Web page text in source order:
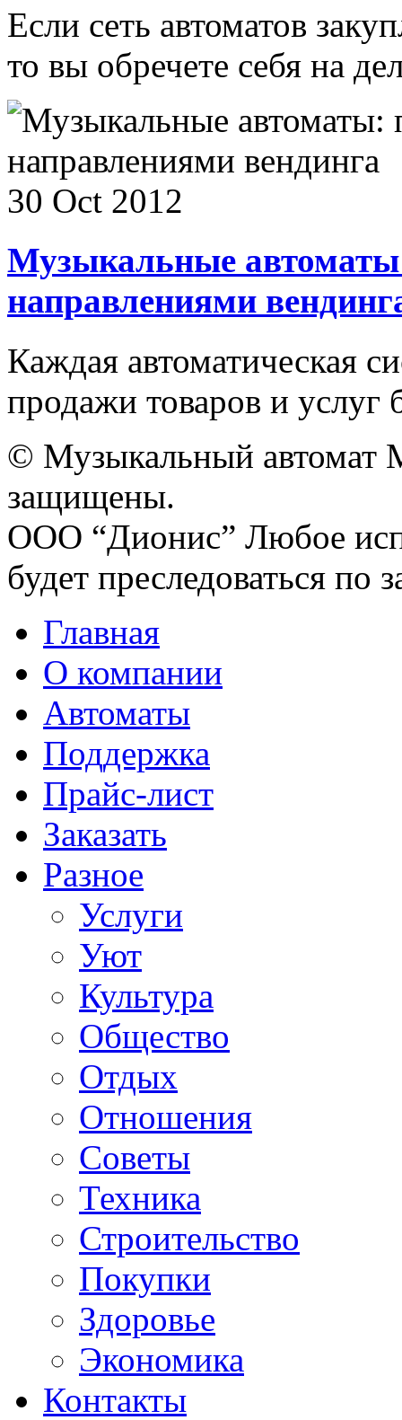
Если сеть автоматов
то вы обречете себя на
30 Oct 2012
Музыкальные
направлениями
Каждая автоматическая
продажи товаров и услуг
© Музыкальный автомат
защищены.
ООО “Дионис” Любое
будет преследоваться по
Главная
О компании
Автоматы
Поддержка
Прайс-лист
Заказать
Разное
Услуги
Уют
Культура
Общество
Отдых
Отношения
Советы
Техника
Строительство
Покупки
Здоровье
Экономика
Контакты